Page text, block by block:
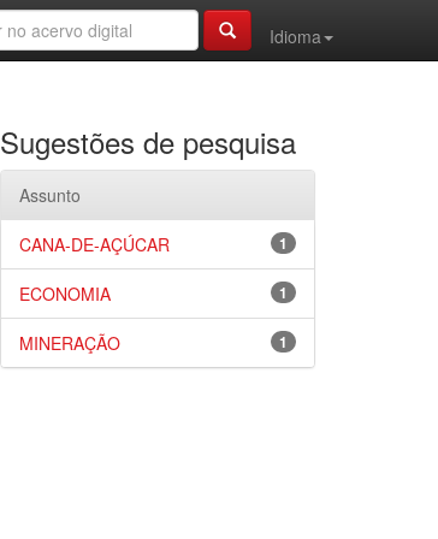
Idioma
Sugestões de pesquisa
Assunto
1
CANA-DE-AÇÚCAR
1
ECONOMIA
1
MINERAÇÃO